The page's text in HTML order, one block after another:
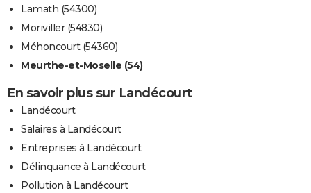
Lamath (54300)
Moriviller (54830)
Méhoncourt (54360)
Meurthe-et-Moselle (54)
En savoir plus sur Landécourt
Landécourt
Salaires à Landécourt
Entreprises à Landécourt
Délinquance à Landécourt
Pollution à Landécourt